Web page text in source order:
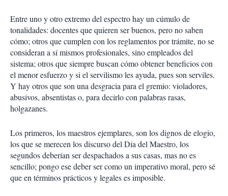
Entre uno y otro extremo del espectro hay un cúmulo de
tonalidades: docentes que quieren ser buenos, pero no saben
cómo; otros que cumplen con los reglamentos por trámite, no se
consideran a sí mismos profesionales, sino empleados del
sistema; otros que siempre buscan cómo obtener beneficios con
el menor esfuerzo y si el servilismo les ayuda, pues son serviles.
Y hay otros que son una desgracia para el gremio: violadores,
abusivos, absentistas o, para decirlo con palabras rasas,
holgazanes.
Los primeros, los maestros ejemplares, son los dignos de elogio,
los que se merecen los discurso del Día del Maestro, los
segundos deberían ser despachados a sus casas, mas no es
sencillo; pongo ese deber ser como un imperativo moral, pero sé
que en términos prácticos y legales es imposible.